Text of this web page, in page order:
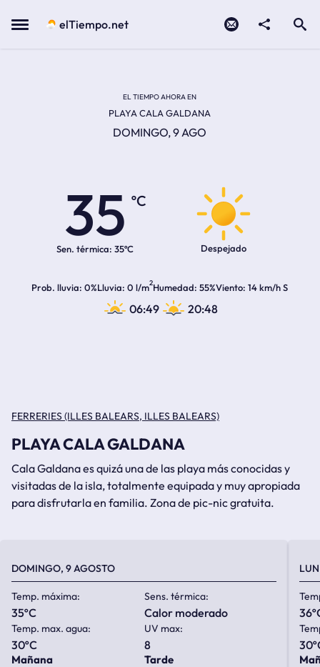
Menu elTiempo.net
EL TIEMPO AHORA EN
PLAYA CALA GALDANA
DOMINGO, 9 AGO
35
ºC
Sen. térmica: 35ºC Despejado
Prob. lluvia 0%Lluvia 0 l/m2Humedad 55%Viento 14 km/h S
06:49 20:48
FERRERIES (ILLES BALEARS, ILLES BALEARS)
PLAYA CALA GALDANA
Cala Galdana es quizá una de las playa más conocidas y
visitadas de la isla, totalmente equipada y muy apropiada
para disfrutarla en familia. Zona de pic-nic gratuita.
DOMINGO, 9 AGOSTO
Temp. máxima:
35ºC
Sens. térmica:
calor moderado
Temp. max. agua:
30ºC
UV max:
8
Mañana Tarde